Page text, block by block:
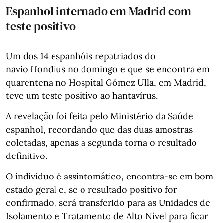
Espanhol internado em Madrid com
teste positivo
Um dos 14 espanhóis repatriados do
navio Hondius no domingo e que se encontra em
quarentena no Hospital Gómez Ulla, em Madrid,
teve um teste positivo ao hantavírus.
A revelação foi feita pelo Ministério da Saúde
espanhol, recordando que das duas amostras
coletadas, apenas a segunda torna o resultado
definitivo.
O indivíduo é assintomático, encontra-se em bom
estado geral e, se o resultado positivo for
confirmado, será transferido para as Unidades de
Isolamento e Tratamento de Alto Nível para ficar